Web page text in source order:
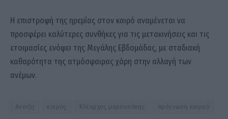
Η επιστροφή της ηρεμίας στον καιρό αναμένεται να
προσφέρει καλύτερες συνθήκες για τις μετακινήσεις και τις
ετοιμασίες ενόψει της Μεγάλης Εβδομάδας, με σταδιακή
καθαρότητα της ατμόσφαιρας χάρη στην αλλαγή των
ανέμων.
Ανοιξη καιρός Κλέαρχος μαρουσάκης πρόγνωση καιρού